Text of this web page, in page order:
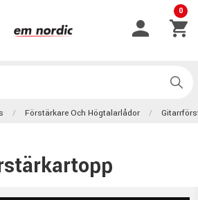
0
Förstärkare Och Högtalarlådor